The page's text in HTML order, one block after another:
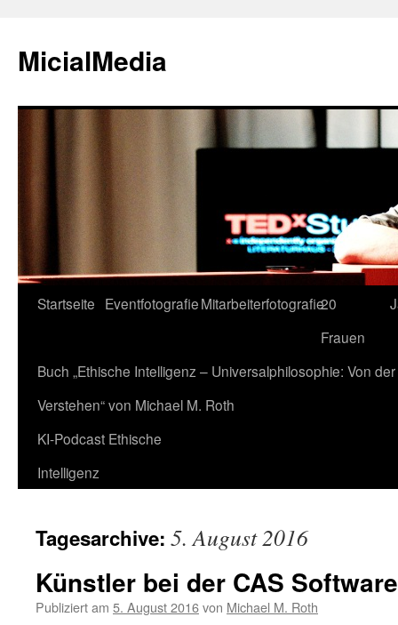
MicialMedia
Zum
springen
Startseite EventfotografieMitarbeiterfotografie20
Frauen
Buch „Ethische Intelligenz – Universalphilosophie: Von
Verstehen“ von Michael M. Roth
KI-Podcast Ethische
Intelligenz
Tagesarchive: 5. August 2016
Künstler bei der CAS
Publiziert am 5. August 2016von Michael M. Roth